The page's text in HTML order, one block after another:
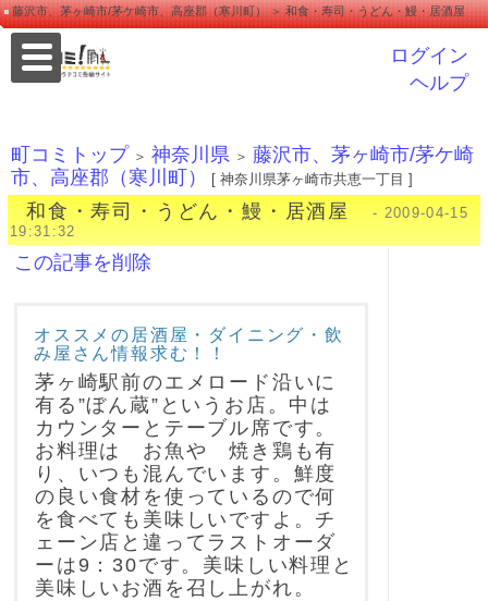
藤沢市、茅ヶ崎市/茅ケ崎市、高座郡（寒川町） ＞ 和食・寿司・うどん・鰻・居酒屋
ログイン
ヘルプ
町コミトップ ＞ 神奈川県 ＞ 藤沢市、茅ヶ崎市/茅ケ崎
市、高座郡（寒川町）
[ 神奈川県茅ヶ崎市共恵一丁目 ]
和食・寿司・うどん・鰻・居酒屋
- 2009-04-15
19:31:32
この記事を削除
オススメの居酒屋・ダイニング・飲
み屋さん情報求む！！
茅ヶ崎駅前のエメロード沿いに
有る”ぼん蔵”というお店。中は
カウンターとテーブル席です。
お料理は お魚や 焼き鶏も有
り、いつも混んでいます。鮮度
の良い食材を使っているので何
を食べても美味しいですよ。チ
ェーン店と違ってラストオーダ
ーは9：30です。美味しい料理と
美味しいお酒を召し上がれ。